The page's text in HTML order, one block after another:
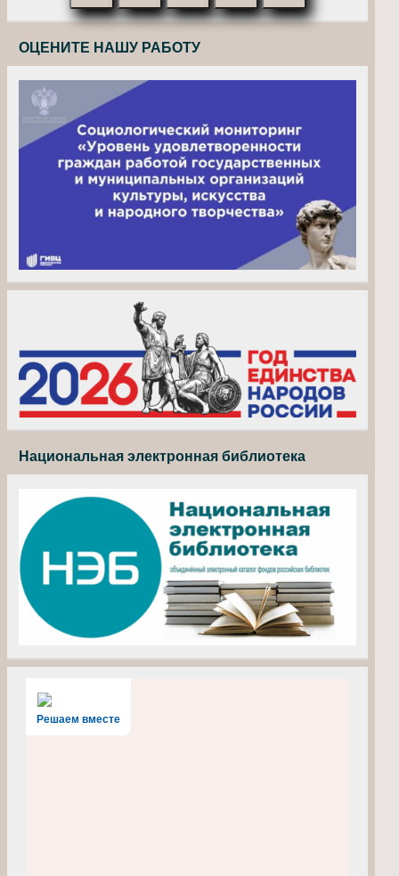
ОЦЕНИТЕ НАШУ РАБОТУ
Национальная электронная библиотека
Решаем вместе